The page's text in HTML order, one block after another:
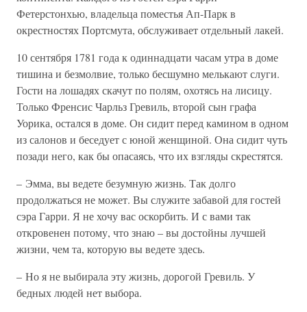
Фетерстонхью, владельца поместья Ап-Парк в
окрестностях Портсмута, обслуживает отдельный лакей.
10 сентября 1781 года к одиннадцати часам утра в доме
тишина и безмолвие, только бесшумно мелькают слуги.
Гости на лошадях скачут по полям, охотясь на лисицу.
Только Френсис Чарльз Гревиль, второй сын графа
Уорика, остался в доме. Он сидит перед камином в одном
из салонов и беседует с юной женщиной. Она сидит чуть
позади него, как бы опасаясь, что их взгляды скрестятся.
– Эмма, вы ведете безумную жизнь. Так долго
продолжаться не может. Вы служите забавой для гостей
сэра Гарри. Я не хочу вас оскорбить. И с вами так
откровенен потому, что знаю – вы достойны лучшей
жизни, чем та, которую вы ведете здесь.
– Но я не выбирала эту жизнь, дорогой Гревиль. У
бедных людей нет выбора.